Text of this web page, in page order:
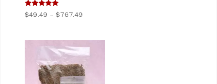
5
de 5
$49.49 - $767.49
precios:
a
$767.49